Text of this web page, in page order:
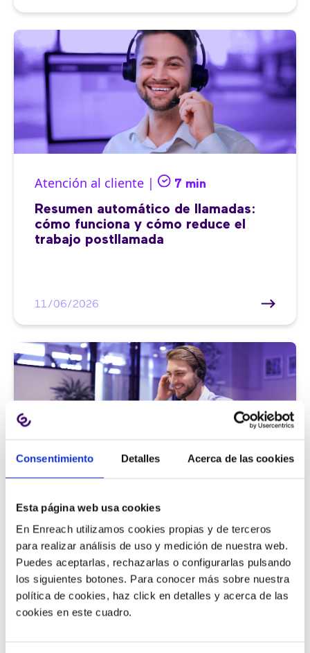
Consentimiento Detalles Acerca de las cookies
Esta página web usa cookies
En Enreach utilizamos cookies propias y de terceros
para realizar análisis de uso y medición de nuestra web.
Puedes aceptarlas, rechazarlas o configurarlas pulsando
los siguientes botones. Para conocer más sobre nuestra
política de cookies, haz click en detalles y acerca de las
cookies en este cuadro.
Atención al cliente | 7 min
Resumen automático de llamadas:
cómo funciona y cómo reduce el
trabajo postllamada
11/06/2026
9 métricas de call center para medir
la satisfacción del cliente
11/06/2026